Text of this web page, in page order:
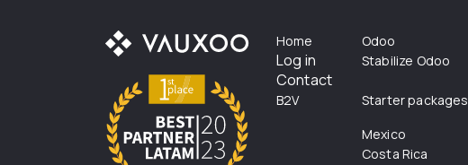
Home
Log in
Contact
B2V
Odoo
Stabilize Odoo
Starter packages
Mexico
Costa Rica